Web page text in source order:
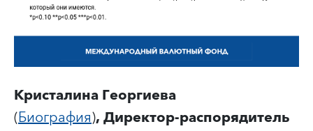
Кристалина Георгиева
(Биография),Директор-распорядитель